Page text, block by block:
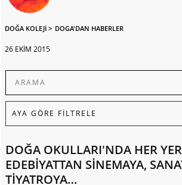
DOĞA KOLEJİ > DOGA'DAN HABERLER
26 EKİM 2015
DOĞA OKULLARI'NDA HER
EDEBİYATTAN SİNEMAYA,
TİYATROYA…